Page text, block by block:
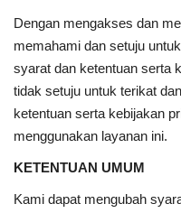
Kolom
Kontak Kami
Index
Dengan mengakses dan
memahami dan setuju
syarat dan ketentuan serta
tidak setuju untuk terikat
ketentuan serta kebijakan
menggunakan layanan ini.
KETENTUAN UMUM
Kami dapat mengubah